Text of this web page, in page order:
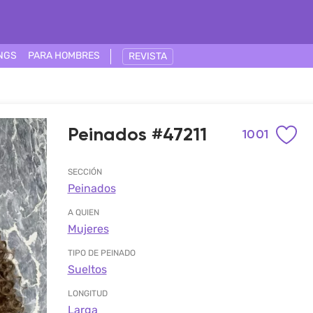
PARA HOMBRES REVISTA
Peinados #47211 1001
SECCIÓN
Peinados
A QUIEN
Mujeres
TIPO DE PEINADO
Sueltos
LONGITUD
Larga